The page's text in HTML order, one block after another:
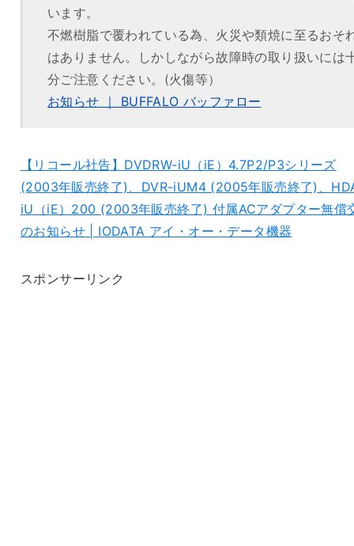
います。
不燃樹脂で覆われている為、火災や類焼に至るおそ
はありません。しかしながら故障時の取り扱いには
分ご注意ください。(火傷等）
お知らせ ｜ BUFFALO バッファロー
【リコール社告】DVDRW-iU（iE）4.7P2/P3シリーズ
(2003年販売終了)、DVR-iUM4 (2005年販売終了)、
iU（iE）200 (2003年販売終了) 付属ACアダプター無償
のお知らせ | IODATA アイ・オー・データ機器
スポンサーリンク